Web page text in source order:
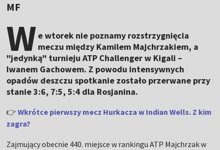
MF
W e wtorek nie poznamy rozstrzygnięcia
meczu między Kamilem Majchrzakiem, a
"jedynką" turnieju ATP Challenger w Kigali –
Iwanem Gachowem. Z powodu intensywnych
opadów deszczu spotkanie zostało przerwane przy
stanie 3:6, 7:5, 5:4 dla Rosjanina.
👉Wkrótce pierwszy mecz Hurkacza w Indian Wells. Z kim
zagra?
Zajmujący obecnie 440. miejsce w rankingu ATP Majchrzak w